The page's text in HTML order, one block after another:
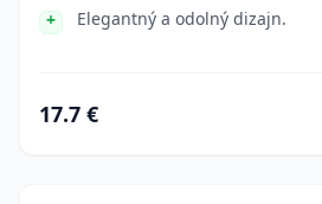
Elegantný a odolný dizajn.
17.7 €